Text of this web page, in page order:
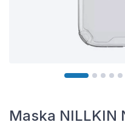
Maska NILLKIN